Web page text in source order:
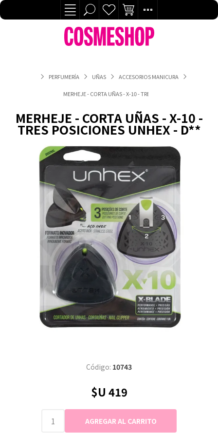
PERFUMERÍA UÑAS ACCESORIOS MANICURA
MERHEJE - CORTA UÑAS - X-10 - TRES POSICIONES UNHEX - D**
MERHEJE - CORTA UÑAS - X-10 -
TRES POSICIONES UNHEX - D**
Código: 10743
$U 419